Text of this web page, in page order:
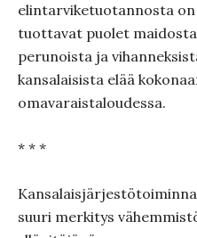
elintarviketuotannosta
tuottavat puolet
perunoista ja
kansalaisista elää
omavaraistaloudessa.
* * *
suuri merkitys